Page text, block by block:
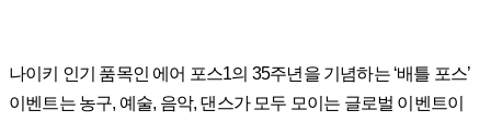
나이키 인기 품목인 에어 포스1의 35주년을 기념하는 ‘배틀 포스’
이벤트는 농구, 예술, 음악, 댄스가 모두 모이는 글로벌 이벤트이